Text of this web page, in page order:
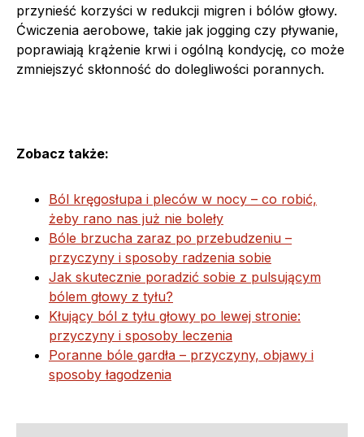
przynieść korzyści w redukcji migren i bólów głowy.
Ćwiczenia aerobowe, takie jak jogging czy pływanie,
poprawiają krążenie krwi i ogólną kondycję, co może
zmniejszyć skłonność do dolegliwości porannych.
Zobacz także:
Ból kręgosłupa i pleców w nocy – co robić,
żeby rano nas już nie boleły
Bóle brzucha zaraz po przebudzeniu –
przyczyny i sposoby radzenia sobie
Jak skutecznie poradzić sobie z pulsującym
bólem głowy z tyłu?
Kłujący ból z tyłu głowy po lewej stronie:
przyczyny i sposoby leczenia
Poranne bóle gardła – przyczyny, objawy i
sposoby łagodzenia